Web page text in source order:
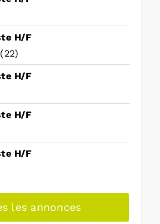
H/F
H/F
H/F
H/F
les annonces